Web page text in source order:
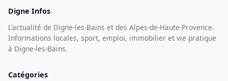
Digne Infos
L'actualité de Digne-les-Bains et des Alpes-de-Haute-Provence.
Informations locales, sport, emploi, immobilier et vie pratique
à Digne-les-Bains.
Catégories